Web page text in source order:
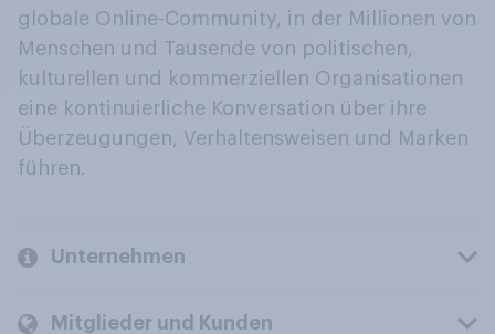
globale Online-Community, in der Millionen von
Menschen und Tausende von politischen,
kulturellen und kommerziellen Organisationen
eine kontinuierliche Konversation über ihre
Überzeugungen, Verhaltensweisen und Marken
führen.
Unternehmen
Mitglieder und Kunden